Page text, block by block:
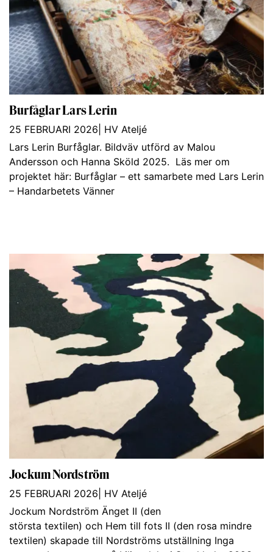
Burfåglar Lars Lerin
25 FEBRUARI 2026 HV Ateljé
Lars Lerin Burfåglar. Bildväv utförd av Malou
Andersson och Hanna Sköld 2025. Läs mer om
projektet här: Burfåglar – ett samarbete med Lars Lerin
– Handarbetets Vänner
Jockum Nordström
25 FEBRUARI 2026 HV Ateljé
Jockum Nordström Änget II (den
största textilen) och Hem till fots II (den rosa mindre
textilen) skapade till Nordströms utställning Inga